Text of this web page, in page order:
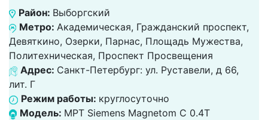
Район: Выборгский
Метро: Академическая, Гражданский проспект,
Девяткино, Озерки, Парнас, Площадь Мужества,
Политехническая, Проспект Просвещения
Адрес: Санкт-Петербург: ул. Руставели, д 66,
лит. Г
Режим работы: круглосуточно
Модель: МРТ Siemens Magnetom C 0.4T